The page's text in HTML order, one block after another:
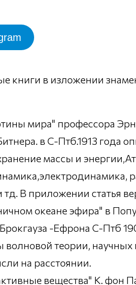
книги в изложении
мира" профессора
в С-Птб.1913 года
массы и
тд. В приложении статья
океане эфира" в
-Ефрона С-Птб
теории, научных
на расстоянии.
вещества" К. фон